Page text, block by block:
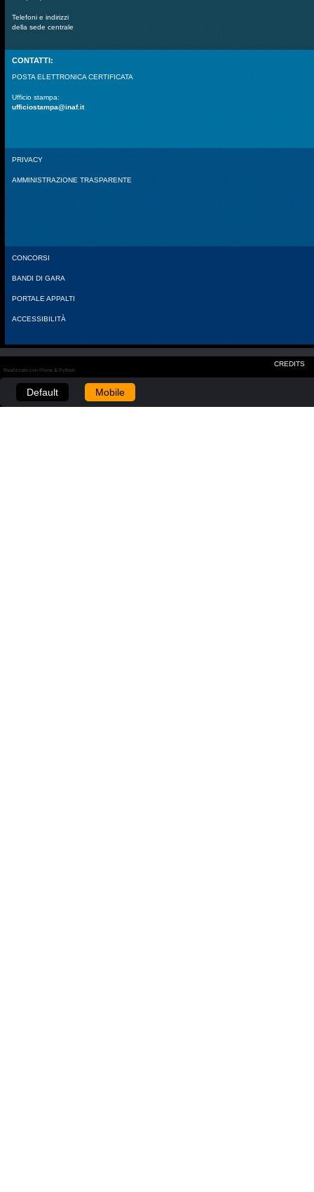
Telefoni e indirizzi
della sede centrale
CONTATTI:
POSTA ELETTRONICA CERTIFICATA
Ufficio stampa:
ufficiostampa@inaf.it
PRIVACY
AMMINISTRAZIONE TRASPARENTE
CONCORSI
BANDI DI GARA
PORTALE APPALTI
ACCESSIBILITÀ
CREDITS
Realizzato con Plone & Python
Default Mobile